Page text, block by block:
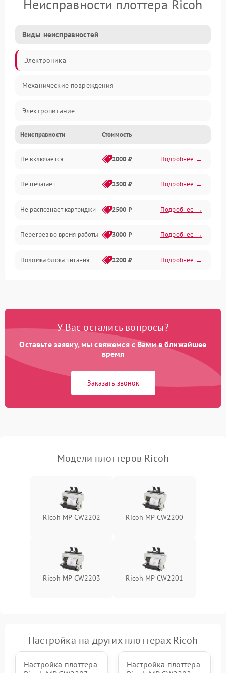
Неисправности плоттера Ricoh
Виды неисправностей
Электроника
Механические повреждения
Электропитание
Работа системы
Механика
Оптика
Программное обеспечение
Корпус/Герметичность
Интерфейсы
Неисправности Стоимость
Не включается 2000 ₽ Подробнее →
Не печатает 2500 ₽ Подробнее →
Не распознает картриджи 2500 ₽ Подробнее →
Перегрев во время работы 3000 ₽ Подробнее →
Поломка блока питания 2200 ₽ Подробнее →
У Вас остались вопросы?
Оставьте заявку, мы свяжемся с Вами в ближайшее
время
Заказать звонок
Модели плоттеров Ricoh
Ricoh MP CW2202 Ricoh MP CW2200
Ricoh MP CW2203 Ricoh MP CW2201
Настройка на других плоттерах Ricoh
Настройка плоттера
Настройка плоттера